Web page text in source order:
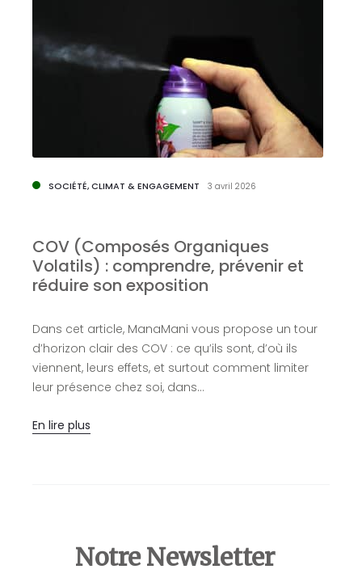
SOCIÉTÉ, CLIMAT & ENGAGEMENT 3 avril 2026
COV (Composés Organiques
Volatils) : comprendre, prévenir et
réduire son exposition
Dans cet article, ManaMani vous propose un tour
d’horizon clair des COV : ce qu’ils sont, d’où ils
viennent, leurs effets, et surtout comment limiter
leur présence chez soi, dans…
En lire plus
Notre Newsletter